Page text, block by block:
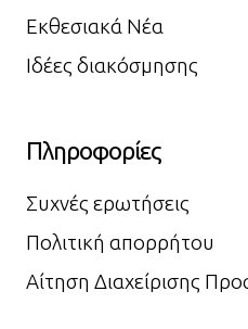
Εκθεσιακά Νέα
Ιδέες διακόσμησης
Πληροφορίες
Συχνές ερωτήσεις
Πολιτική απορρήτου
Αίτηση Διαχείρισης